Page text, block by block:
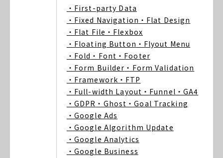
・First-party Data
・Fixed Navigation ・Flat Design
・Flat File ・Flexbox
・Floating Button ・Flyout Menu
・Fold ・Font ・Footer
・Form Builder ・Form Validation
・Framework ・FTP
・Full-width Layout ・Funnel ・GA4
・GDPR ・Ghost ・Goal Tracking
・Google Ads
・Google Algorithm Update
・Google Analytics
・Google Business